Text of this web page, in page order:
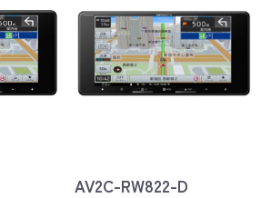
AV2C-RW822-D